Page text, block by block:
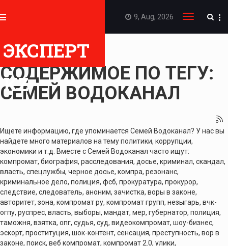
ЭКСПЕРТ
KZ
9, Aug, 2026
Toggle
ПОКАЗАТЬ
СОДЕРЖИМОЕ ПО ТЕГУ:
СЕМЕЙ ВОДОКАНАЛ
Ищете информацию, где упоминается Семей Водоканал? У нас вы
найдете много материалов на тему политики, коррупции,
экономики и т.д. Вместе с Семей Водоканал часто ищут:
компромат, биография, расследования, досье, криминал, скандал,
власть, спецлужбы, черное досье, компра, резонанс,
криминальное дело, полиция, фсб, прокуратура, прокурор,
следствие, следователь, аноним, зачистка, воры в законе,
авторитет, зона, компромат ру, компромат групп, незыгарь, вчк-
огпу, руспрес, власть, выборы, мандат, мер, губернатор, полиция,
таможня, взятка, опг, судья, суд, видеокомпромат, шоу-бизнес,
эскорт, проституция, шок-контент, сенсация, преступность, вор в
законе, поиск, веб компромат, компромат 2.0, улики,